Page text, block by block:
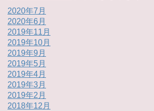
2020年7月
2020年6月
2019年11月
2019年10月
2019年9月
2019年5月
2019年4月
2019年3月
2019年2月
2018年12月